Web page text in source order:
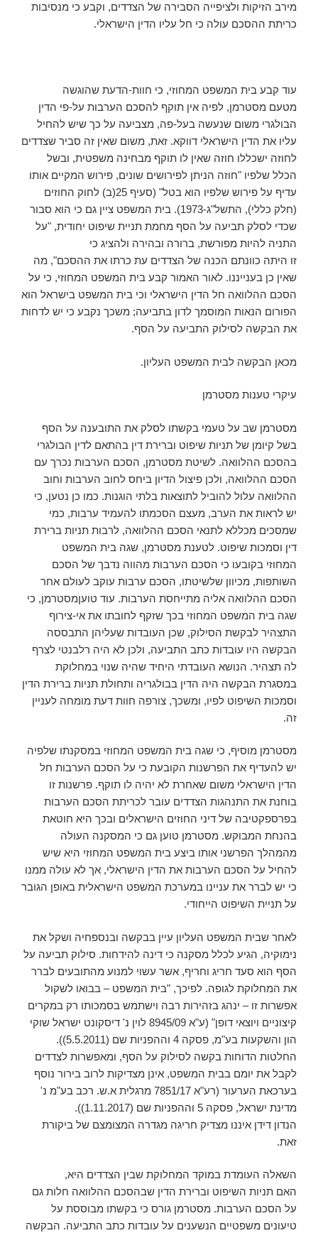
מירב הזיקות ולציפייה הסבירה של הצדדים, וקבע כי מנסיבות
כריתת ההסכם עולה כי חל עליו הדין הישראלי.
עוד קבע בית המשפט המחוזי, כי חוות-הדעת שהוגשה
מטעם מסטרמן, לפיה אין תוקף להסכם הערבות על-פי הדין
הבולגרי משום שנעשה בעל-פה, מצביעה על כך שיש להחיל
עליו את הדין הישראלי דווקא. זאת, משום שאין זה סביר שצדדים
לחוזה ישכללו חוזה שאין לו תוקף מבחינה משפטית, ובשל
הכלל שלפיו "חוזה הניתן לפירושים שונים, פירוש המקיים אותו
עדיף על פירוש שלפיו הוא בטל" (סעיף 25(ב) לחוק החוזים
(חלק כללי), התשל"ג-1973). בית המשפט ציין גם כי הוא סבור
שכדי לסלק תביעה על הסף מחמת תניית שיפוט יחודית, "על
התניה להיות מפורשת, ברורה ובהירה ולהציג כי
זו היתה כוונתם הכנה של הצדדים עת כרתו את ההסכם", מה
שאין כן בענייננו. לאור האמור קבע בית המשפט המחוזי, כי על
הסכם ההלוואה חל הדין הישראלי וכי בית המשפט בישראל הוא
הפורום הנאות המוסמך לדון בתביעה; משכך נקבע כי יש לדחות
את הבקשה לסילוק התביעה על הסף.
מכאן הבקשה לבית המשפט העליון.
עיקרי טענות מסטרמן
מסטרמן שב על טעמי בקשתו לסלק את התובענה על הסף
בשל קיומן של תניות שיפוט וברירת דין בהתאם לדין הבולגרי
בהסכם ההלוואה. לשיטת מסטרמן, הסכם הערבות נכרך עם
הסכם ההלוואה, ולכן פיצול הדיון ביחס לחוב הערבות וחוב
ההלוואה עלול להוביל לתוצאות בלתי הוגנות. כמו כן נטען, כי
יש לראות את הערב, מעצם הסכמתו להעמיד ערבות, כמי
שמסכים מכללא לתנאי הסכם ההלוואה, לרבות תניות ברירת
דין וסמכות שיפוט. לטענת מסטרמן, שגה בית המשפט
המחוזי בקובעו כי הסכם הערבות מהווה נדבך של הסכם
השותפות, מכיוון שלשיטתו, הסכם ערבות עוקב לעולם אחר
הסכם ההלוואה אליה מתייחסת הערבות. עוד טועןמסטרמן, כי
שגה בית המשפט המחוזי בכך שזקף לחובתו את אי-צירוף
התצהיר לבקשת הסילוק, שכן העובדות שעליהן התבססה
הבקשה היו עובדות כתב התביעה, ולכן לא היה רלבנטי לצרף
לה תצהיר. הנושא העובדתי היחיד שהיה שנוי במחלוקת
במסגרת הבקשה היה הדין בבולגריה ותחולת תניות ברירת הדין
וסמכות השיפוט לפיו, ומשכך, צורפה חוות דעת מומחה לעניין
זה.
מסטרמן מוסיף, כי שגה בית המשפט המחוזי במסקנתו שלפיה
יש להעדיף את הפרשנות הקובעת כי על הסכם הערבות חל
הדין הישראלי משום שאחרת לא יהיה לו תוקף. פרשנות זו
בוחנת את התנהגות הצדדים עובר לכריתת הסכם הערבות
בפרספקטיבה של דיני החוזים הישראלים ובכך היא חוטאת
בהנחת המבוקש. מסטרמן טוען גם כי המסקנה העולה
מהמהלך הפרשני אותו ביצע בית המשפט המחוזי היא שיש
להחיל על הסכם הערבות את הדין הישראלי, אך לא עולה ממנו
כי יש לברר את עניינו במערכת המשפט הישראלית באופן הגובר
על תניית השיפוט הייחודי.
לאחר שבית המשפט העליון עיין בבקשה ובנספחיה ושקל את
נימוקיה, הגיע לכלל מסקנה כי דינה להידחות. סילוק תביעה על
הסף הוא סעד חריג וחריף, אשר עשוי למנוע מהתובעים לברר
את המחלוקת לגופה. לפיכך, "בית המשפט – בבואו לשקול
אפשרות זו – ינהג בזהירות רבה וישתמש בסמכותו רק במקרים
קיצוניים ויוצאי דופן" (ע"א 8945/09 לוין נ' דיסקונט ישראל שוקי
הון והשקעות בע"מ, פסקה 4 וההפניות שם (5.5.2011)).
החלטות הדוחות בקשה לסילוק על הסף, ומאפשרות לצדדים
לקבל את יומם בבית המשפט, אינן מצדיקות לרוב בירור נוסף
בערכאת הערעור (רע"א 7851/17 מרגלית א.ש. רכב בע"מ נ'
מדינת ישראל, פסקה 5 וההפניות שם (1.11.2017)).
הנדון דידן איננו מצדיק חריגה מגדרה המצומצם של ביקורת
זאת.
השאלה העומדת במוקד המחלוקת שבין הצדדים היא,
האם תניות השיפוט וברירת הדין שבהסכם ההלוואה חלות גם
על הסכם הערבות. מסטרמן גורס כי בקשתו מבוססת על
טיעונים משפטיים הנשענים על עובדות כתב התביעה. הבקשה